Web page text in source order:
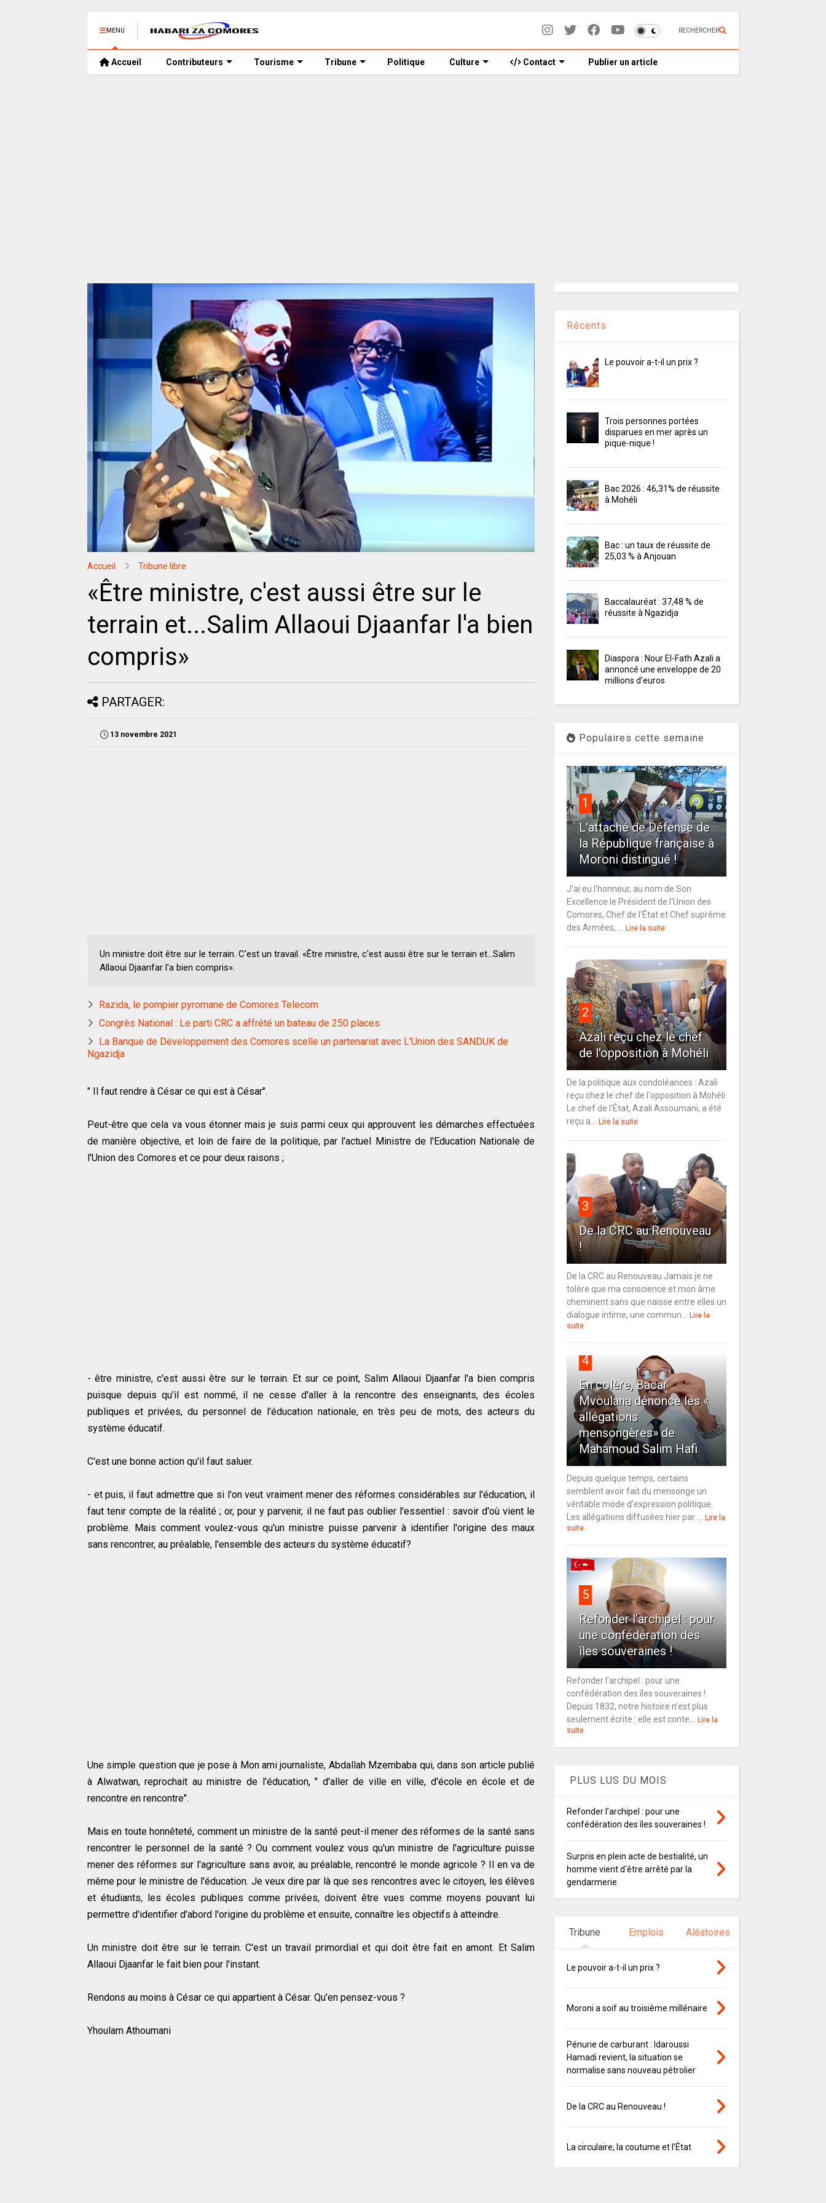
MENU RECHERCHER
Accueil Contributeurs Tourisme Tribune Politique Culture Contact Publier un article
Accueil Tribune libre
«Être ministre, c'est aussi être sur le
terrain et...Salim Allaoui Djaanfar l'a bien
compris»
PARTAGER:
13 novembre 2021
Un ministre doit être sur le terrain. C'est un travail. «Être ministre, c'est aussi être sur le terrain et...Salim
Allaoui Djaanfar l'a bien compris».
Razida, le pompier pyromane de Comores Telecom
Congrès National : Le parti CRC a affrété un bateau de 250 places
La Banque de Développement des Comores scelle un partenariat avec L'Union des SANDUK de
Ngazidja
" Il faut rendre à César ce qui est à César".
Peut-être que cela va vous étonner mais je suis parmi ceux qui approuvent les démarches effectuées
de manière objective, et loin de faire de la politique, par l'actuel Ministre de l'Education Nationale de
l'Union des Comores et ce pour deux raisons ;
- être ministre, c'est aussi être sur le terrain. Et sur ce point, Salim Allaoui Djaanfar l'a bien compris
puisque depuis qu'il est nommé, il ne cesse d'aller à la rencontre des enseignants, des écoles
publiques et privées, du personnel de l'éducation nationale, en très peu de mots, des acteurs du
système éducatif.
C'est une bonne action qu'il faut saluer.
- et puis, il faut admettre que si l'on veut vraiment mener des réformes considérables sur l'éducation, il
faut tenir compte de la réalité ; or, pour y parvenir, il ne faut pas oublier l'essentiel : savoir d'où vient le
problème. Mais comment voulez-vous qu'un ministre puisse parvenir à identifier l'origine des maux
sans rencontrer, au préalable, l'ensemble des acteurs du système éducatif?
Une simple question que je pose à Mon ami journaliste, Abdallah Mzembaba qui, dans son article publié
à Alwatwan, reprochait au ministre de l'éducation, " d'aller de ville en ville, d'école en école et de
rencontre en rencontre".
Mais en toute honnêteté, comment un ministre de la santé peut-il mener des réformes de la santé sans
rencontrer le personnel de la santé ? Ou comment voulez vous qu'un ministre de l'agriculture puisse
mener des réformes sur l'agriculture sans avoir, au préalable, rencontré le monde agricole ? Il en va de
même pour le ministre de l'éducation. Je veux dire par là que ses rencontres avec le citoyen, les élèves
et étudiants, les écoles publiques comme privées, doivent être vues comme moyens pouvant lui
permettre d'identifier d'abord l'origine du problème et ensuite, connaître les objectifs à atteindre.
Un ministre doit être sur le terrain. C'est un travail primordial et qui doit être fait en amont. Et Salim
Allaoui Djaanfar le fait bien pour l'instant.
Rendons au moins à César ce qui appartient à César. Qu'en pensez-vous ?
Yhoulam Athoumani
Récents
Le pouvoir a-t-il un prix ?
Trois personnes portées
disparues en mer après un
pique-nique !
Bac 2026 : 46,31% de réussite
à Mohéli
Bac : un taux de réussite de
25,03 % à Anjouan
Baccalauréat : 37,48 % de
réussite à Ngazidja
Diaspora : Nour El-Fath Azali a
annoncé une enveloppe de 20
millions d’euros
Populaires cette semaine
1
L'attaché de Défense de
la République française à
Moroni distingué !
J'ai eu l'honneur, au nom de Son
Excellence le Président de l'Union des
Comores, Chef de l'État et Chef suprême
des Armées, ...
Lire la suite
2
Azali reçu chez le chef
de l'opposition à Mohéli
De la politique aux condoléances : Azali
reçu chez le chef de l'opposition à Mohéli
Le chef de l'État, Azali Assoumani, a été
reçu a...
Lire la suite
3
De la CRC au Renouveau
!
De la CRC au Renouveau Jamais je ne
tolère que ma conscience et mon âme
cheminent sans que naisse entre elles un
dialogue intime, une commun...
Lire la
suite
4
En colère, Bacar
Mvoulana dénonce les «
allégations
mensongères» de
Mahamoud Salim Hafi
Depuis quelque temps, certains
semblent avoir fait du mensonge un
véritable mode d’expression politique.
Les allégations diffusées hier par ...
Lire la
suite
5
Refonder l’archipel : pour
une confédération des
îles souveraines !
Refonder l’archipel : pour une
confédération des îles souveraines !
Depuis 1832, notre histoire n’est plus
seulement écrite : elle est conte...
Lire la
suite
PLUS LUS DU MOIS
Refonder l’archipel : pour une
confédération des îles souveraines !
Surpris en plein acte de bestialité, un
homme vient d'être arrêté par la
gendarmerie
Tribune Emplois Aléatoires
Le pouvoir a-t-il un prix ?
Moroni a soif au troisième millénaire
Pénurie de carburant : Idaroussi
Hamadi revient, la situation se
normalise sans nouveau pétrolier
De la CRC au Renouveau !
La circulaire, la coutume et l’État